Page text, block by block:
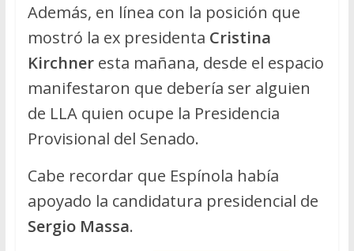
Además, en línea con la posición que
mostró la ex presidenta Cristina
Kirchneresta mañana, desde el espacio
manifestaron que debería ser alguien
de LLA quien ocupe la Presidencia
Provisional del Senado.
Cabe recordar que Espínola había
apoyado la candidatura presidencial de
Sergio Massa.